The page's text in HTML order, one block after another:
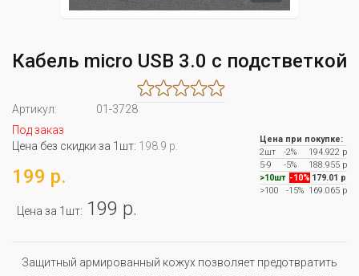
Кабель micro USB 3.0 с подстветкой
Артикул:
01-3728
Под заказ
Цена без скидки за 1шт: 198.9 р.
199 р.
Цена за 1шт: 199 р.
Цена при покупке:
2шт
-2%
194.922 р
5-9
-5%
188.955 р
>10шт -10% 179.01 р
>100
-15% 169.065 р
Защитный армированный кожух позволяет предотвратить